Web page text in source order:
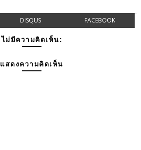
DISQUS FACEBOOK
ไม่มีความคิดเห็น:
แสดงความคิดเห็น